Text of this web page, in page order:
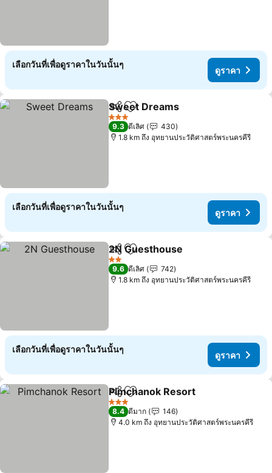
เลือกวันที่เพื่อดูราคาในวันนั้นๆ
ดูราคา
แชร์ เพิ่มในรายการโปรด
Sweet Dreams
3 ดาว
9.3 ดีเลิศ
430
1.8 km ถึง อุทยานประวัติศาสตร์พระนครคีรี
เลือกวันที่เพื่อดูราคาในวันนั้นๆ
ดูราคา
แชร์ เพิ่มในรายการโปรด
2N Guesthouse
2 ดาว
9.6 ดีเลิศ
742
1.8 km ถึง อุทยานประวัติศาสตร์พระนครคีรี
เลือกวันที่เพื่อดูราคาในวันนั้นๆ
ดูราคา
แชร์ เพิ่มในรายการโปรด
Pimchanok Resort
3 ดาว
8.4 ดีมาก
146
4.0 km ถึง อุทยานประวัติศาสตร์พระนครคีรี